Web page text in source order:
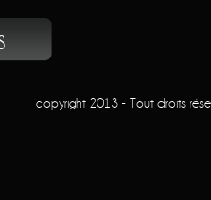
copyright 2013 - Tout droits